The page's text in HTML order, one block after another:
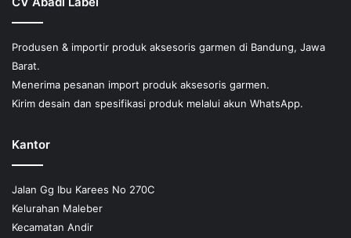
halaman
Produsen & importir produk aksesoris garmen di Bandung, Jawa
Barat.
Menerima pesanan import produk aksesoris garmen.
Kirim desain dan spesifikasi produk melalui akun WhatsApp.
Kantor
Jalan Gg Ibu Karees No 270C
Kelurahan Maleber
Kecamatan Andir